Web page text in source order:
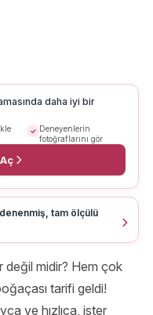
daha iyi bir
Deneyenlerin
fotoğraflarını gör
tam ölçülü
değil midir? Hem çok
tarifi geldi!
ve hızlıca, ister